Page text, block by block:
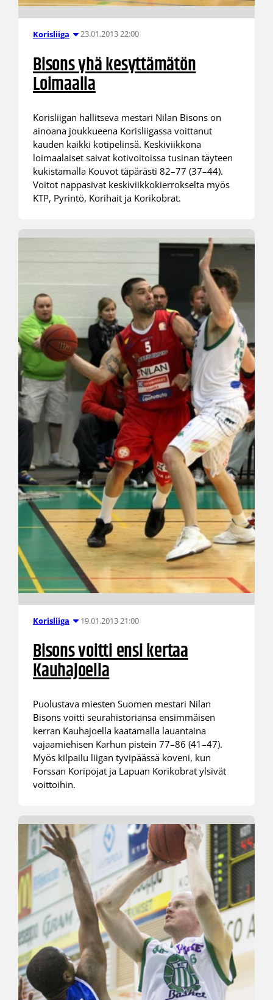
Korisliiga 23.01.2013 22:00
Bisons yhä kesyttämätön
Loimaalla
Korisliigan hallitseva mestari Nilan Bisons on
ainoana joukkueena Korisliigassa voittanut
kauden kaikki kotipelinsä. Keskiviikkona
loimaalaiset saivat kotivoitoissa tusinan täyteen
kukistamalla Kouvot täpärästi 82–77 (37–44).
Voitot nappasivat keskiviikkokierrokselta myös
KTP, Pyrintö, Korihait ja Korikobrat.
Korisliiga 19.01.2013 21:00
Bisons voitti ensi kertaa
Kauhajoella
Puolustava miesten Suomen mestari Nilan
Bisons voitti seurahistoriansa ensimmäisen
kerran Kauhajoella kaatamalla lauantaina
vajaamiehisen Karhun pistein 77–86 (41–47).
Myös kilpailu liigan tyvipäässä koveni, kun
Forssan Koripojat ja Lapuan Korikobrat ylsivät
voittoihin.